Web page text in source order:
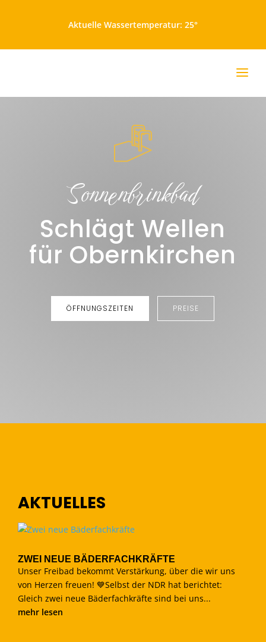
Aktuelle Wassertemperatur: 25°
Sonnenbrinkbad
Schlägt Wellen
für Obernkirchen
ÖFFNUNGSZEITEN PREISE
AKTUELLES
ZWEI NEUE BÄDERFACHKRÄFTE
Unser Freibad bekommt Verstärkung, über die wir uns
von Herzen freuen! 💙Selbst der NDR hat berichtet:
Gleich zwei neue Bäderfachkräfte sind bei uns...
mehr lesen